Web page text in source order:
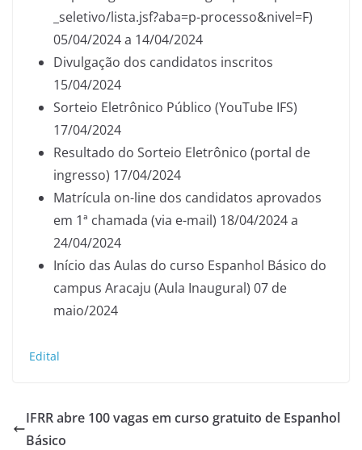
_seletivo/lista.jsf?aba=p-processo&nivel=F)
05/04/2024 a 14/04/2024
Divulgação dos candidatos inscritos
15/04/2024
Sorteio Eletrônico Público (YouTube IFS)
17/04/2024
Resultado do Sorteio Eletrônico (portal de
ingresso) 17/04/2024
Matrícula on-line dos candidatos aprovados
em 1ª chamada (via e-mail) 18/04/2024 a
24/04/2024
Início das Aulas do curso Espanhol Básico do
campus Aracaju (Aula Inaugural) 07 de
maio/2024
Edital
IFRR abre 100 vagas em curso gratuito de Espanhol
Básico